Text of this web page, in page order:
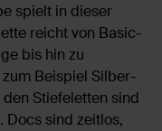
spielt in dieser
reicht von Basic-
bis hin zu
Beispiel Silber-
Stiefeletten sind
Docs sind zeitlos,